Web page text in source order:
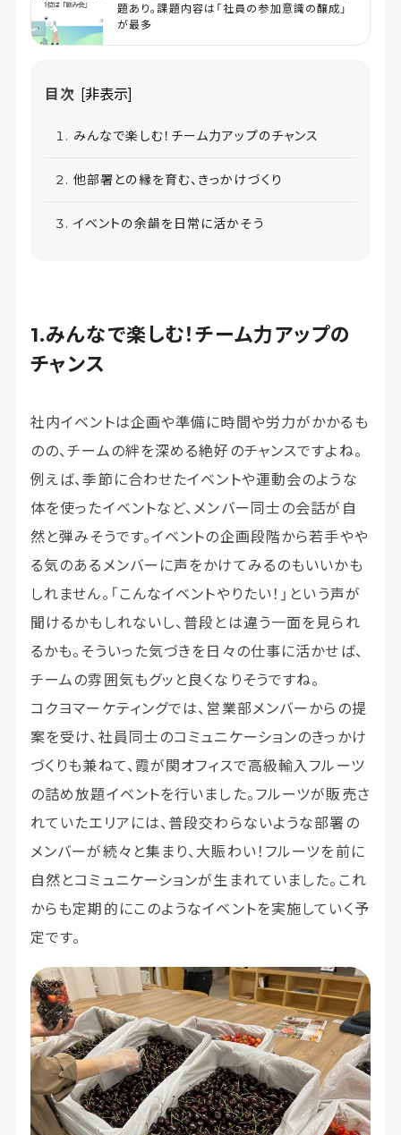
題あり。課題内容は「社員の参加意識の醸成」
が最多
目次 [非表示]
みんなで楽しむ！チーム力アップのチャンス
他部署との縁を育む、きっかけづくり
イベントの余韻を日常に活かそう
みんなで楽しむ！チーム力アップの
チャンス
社内イベントは企画や準備に時間や労力がかかるも
のの、チームの絆を深める絶好のチャンスですよね。
例えば、季節に合わせたイベントや運動会のような
体を使ったイベントなど、メンバー同士の会話が自
然と弾みそうです。イベントの企画段階から若手やや
る気のあるメンバーに声をかけてみるのもいいかも
しれません。「こんなイベントやりたい！」という声が
聞けるかもしれないし、普段とは違う一面を見られ
るかも。そういった気づきを日々の仕事に活かせば、
チームの雰囲気もグッと良くなりそうですね。
コクヨマーケティングでは、営業部メンバーからの提
案を受け、社員同士のコミュニケーションのきっかけ
づくりも兼ねて、霞が関オフィスで高級輸入フルーツ
の詰め放題イベントを行いました。フルーツが販売さ
れていたエリアには、普段交わらないような部署の
メンバーが続々と集まり、大賑わい！フルーツを前に
自然とコミュニケーションが生まれていました。これ
からも定期的にこのようなイベントを実施していく予
定です。